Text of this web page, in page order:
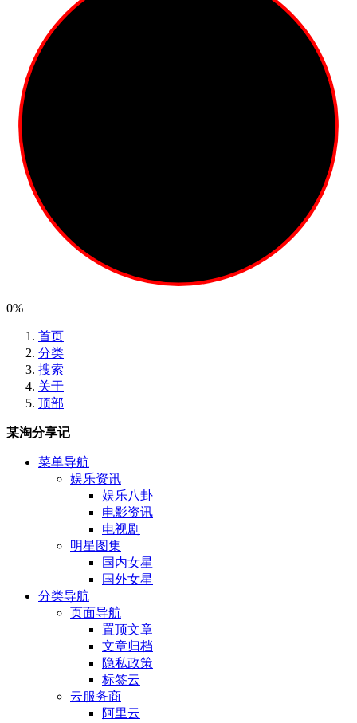
0%
首页
分类
搜索
关于
顶部
某淘分享记
菜单导航
娱乐资讯
娱乐八卦
电影资讯
电视剧
明星图集
国内女星
国外女星
分类导航
页面导航
置顶文章
文章归档
隐私政策
标签云
云服务商
阿里云